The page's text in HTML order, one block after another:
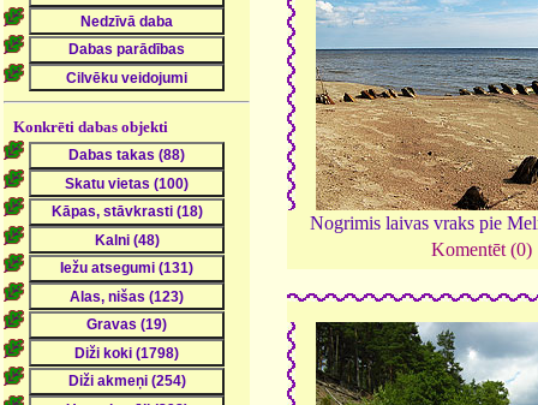
Konkrēti dabas objekti
Nogrimis laivas vraks pie
Komentēt (0)